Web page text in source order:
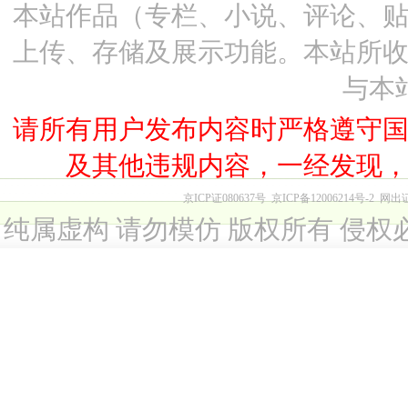
本站作品（专栏、小说、评论、
上传、存储及展示功能。本站所
与本
请所有用户发布内容时严格遵守
及其他违规内容，一经发现
京ICP证080637号 京ICP备12006214号-2 网出
纯属虚构 请勿模仿 版权所有 侵权